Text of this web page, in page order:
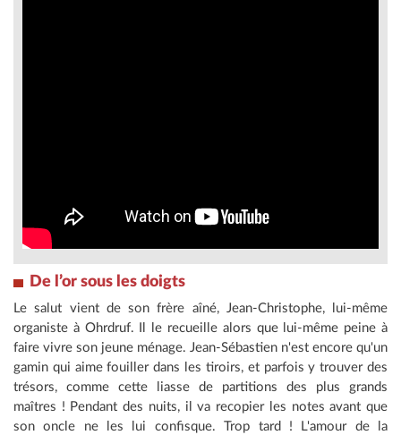
De l’or sous les doigts
Le salut vient de son frère aîné, Jean-Christophe, lui-même
organiste à Ohrdruf. Il le recueille alors que lui-même peine à
faire vivre son jeune ménage. Jean-Sébastien n'est encore qu'un
gamin qui aime fouiller dans les tiroirs, et parfois y trouver des
trésors, comme cette liasse de partitions des plus grands
maîtres ! Pendant des nuits, il va recopier les notes avant que
son oncle ne les lui confisque. Trop tard ! L'amour de la